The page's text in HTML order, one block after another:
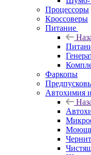
Процессоры
Кроссоверы
Питание
Фаркопы
Автохимия